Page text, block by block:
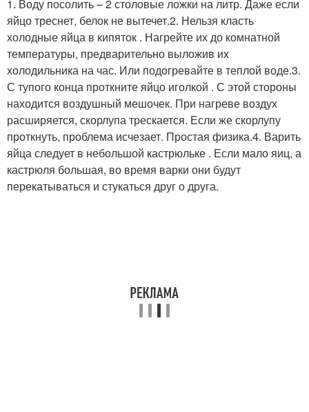
1. Воду посолить – 2 столовые ложки на литр. Даже если
яйцо треснет, белок не вытечет.2. Нельзя класть
холодные яйца в кипяток . Нагрейте их до комнатной
температуры, предварительно выложив их
холодильника на час. Или подогревайте в теплой воде.3.
С тупого конца проткните яйцо иголкой . С этой стороны
находится воздушный мешочек. При нагреве воздух
расширяется, скорлупа трескается. Если же скорлупу
проткнуть, проблема исчезает. Простая физика.4. Варить
яйца следует в небольшой кастрюльке . Если мало яиц, а
кастрюля большая, во время варки они будут
перекатываться и стукаться друг о друга.